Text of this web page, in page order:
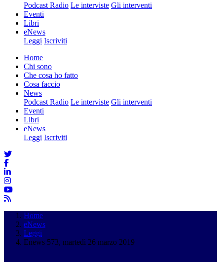
Podcast Radio Le interviste Gli interventi
Eventi
Libri
eNews
Leggi Iscriviti
Home
Chi sono
Che cosa ho fatto
Cosa faccio
News
Podcast Radio Le interviste Gli interventi
Eventi
Libri
eNews
Leggi Iscriviti
Home
eNews
Leggi
Enews 573, martedì 26 marzo 2019